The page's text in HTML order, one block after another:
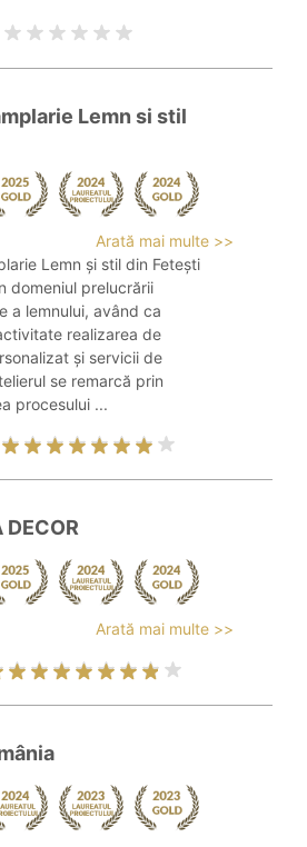
Lemn si stil
Arată mai multe >>
Lemn și stil din Fetești
domeniul prelucrării
a lemnului, având ca
realizarea de
și servicii de
se remarcă prin
procesului ...
DECOR
Arată mai multe >>